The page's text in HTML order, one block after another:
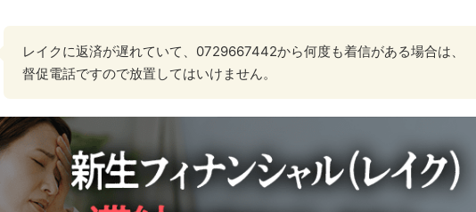
レイクに返済が遅れていて、0729667442から何度も着信がある場合は、
督促電話ですので放置してはいけません。